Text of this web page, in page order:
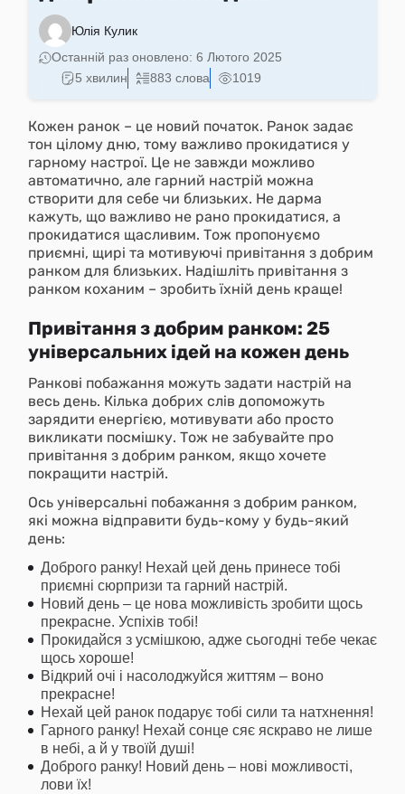
Юлія Кулик
5 хвилин 883 слова 1019
Останній раз оновлено: 6 Лютого 2025
Кожен ранок – це новий початок. Ранок задає
тон цілому дню, тому важливо прокидатися у
гарному настрої. Це не завжди можливо
автоматично, але гарний настрій можна
створити для себе чи близьких. Не дарма
кажуть, що важливо не рано прокидатися, а
прокидатися щасливим. Тож пропонуємо
приємні, щирі та мотивуючі привітання з добрим
ранком для близьких. Надішліть привітання з
ранком коханим – зробить їхній день краще!
Привітання з добрим ранком: 25
універсальних ідей на кожен день
Ранкові побажання можуть задати настрій на
весь день. Кілька добрих слів допоможуть
зарядити енергією, мотивувати або просто
викликати посмішку. Тож не забувайте про
привітання з добрим ранком, якщо хочете
покращити настрій.
Ось універсальні побажання з добрим ранком,
які можна відправити будь-кому у будь-який
день:
Доброго ранку! Нехай цей день принесе тобі
приємні сюрпризи та гарний настрій.
Новий день – це нова можливість зробити щось
прекрасне. Успіхів тобі!
Прокидайся з усмішкою, адже сьогодні тебе чекає
щось хороше!
Відкрий очі і насолоджуйся життям – воно
прекрасне!
Нехай цей ранок подарує тобі сили та натхнення!
Гарного ранку! Нехай сонце сяє яскраво не лише
в небі, а й у твоїй душі!
Доброго ранку! Новий день – нові можливості,
лови їх!